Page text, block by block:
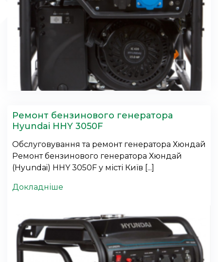
Ремонт бензинового генератора
Hyundai HHY 3050F
Обслуговування та ремонт генератора Хюндай
Ремонт бензинового генератора Хюндай
(Hyundai) HHY 3050F у місті Київ [...]
Докладніше